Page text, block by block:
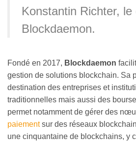
Konstantin Richter,
Blockdaemon.
Fondé en 2017, Blockdaemon
gestion de solutions blockchain. Sa
destination des entreprises et
traditionnelles mais aussi des
permet notamment de gérer des
paiementsur des réseaux
une cinquantaine de blockchains, y